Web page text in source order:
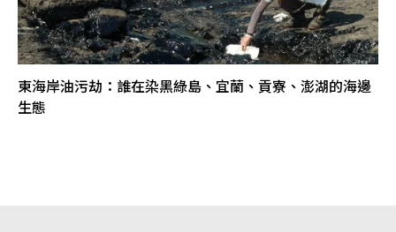
東海岸油污劫：誰在染黑綠島、宜蘭、貢寮、澎湖的海邊
生態